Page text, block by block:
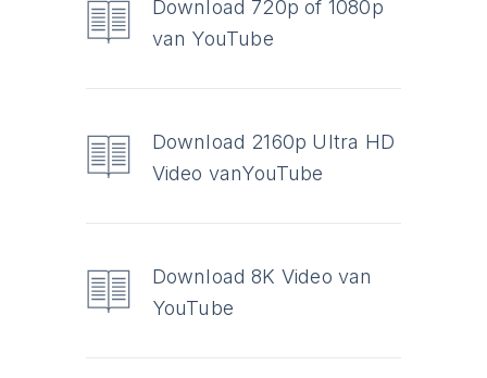
Download 720p of 1080p
van YouTube
Download 2160p Ultra HD
Video vanYouTube
Download 8K Video van
YouTube